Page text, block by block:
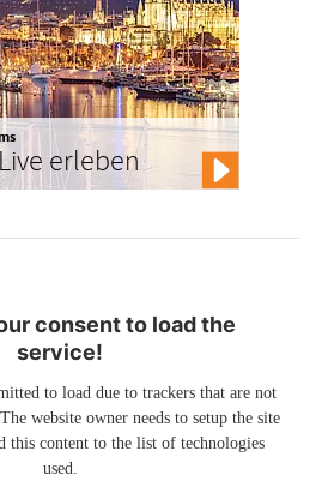
erleben
consent to load the
service!
to load due to trackers that are not
website owner needs to setup the site
this content to the list of technologies
used.